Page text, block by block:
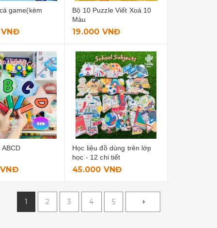
game(kèm
Bộ 10 Puzzle Viết Xoá 10
Màu
19.000 VNĐ
Học liệu đồ dùng trên lớp
học - 12 chi tiết
45.000 VNĐ
1 2 3 4 5